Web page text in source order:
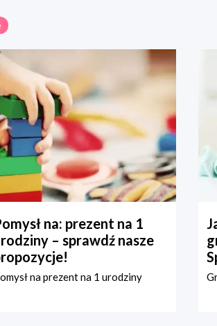
na: prezent na 1
– sprawdź nasze
na prezent na 1 urodziny